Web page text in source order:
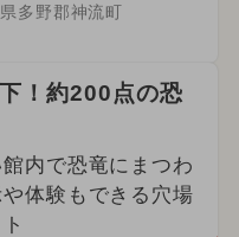
多野郡神流町
！約200点の恐
内で恐竜にまつわ
体験もできる穴場